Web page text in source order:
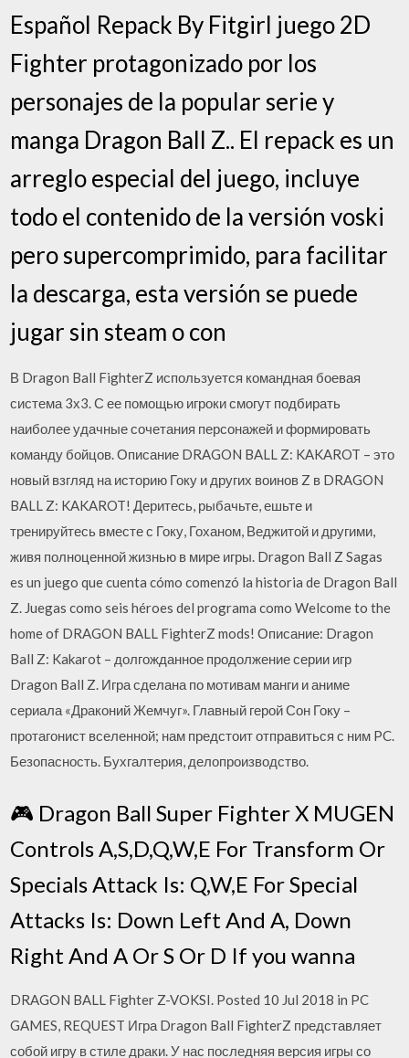
Español Repack By Fitgirl juego 2D
Fighter protagonizado por los
personajes de la popular serie y
manga Dragon Ball Z.. El repack es un
arreglo especial del juego, incluye
todo el contenido de la versión voski
pero supercomprimido, para facilitar
la descarga, esta versión se puede
jugar sin steam o con
В Dragon Ball FighterZ используется командная боевая
система 3х3. С ее помощью игроки смогут подбирать
наиболее удачные сочетания персонажей и формировать
команду бойцов. Описание DRAGON BALL Z: KAKAROT – это
новый взгляд на историю Гоку и других воинов Z в DRAGON
BALL Z: KAKAROT! Деритесь, рыбачьте, ешьте и
тренируйтесь вместе с Гоку, Гоханом, Веджитой и другими,
живя полноценной жизнью в мире игры. Dragon Ball Z Sagas
es un juego que cuenta cómo comenzó la historia de Dragon Ball
Z. Juegas como seis héroes del programa como Welcome to the
home of DRAGON BALL FighterZ mods! Описание: Dragon
Ball Z: Kakarot – долгожданное продолжение серии игр
Dragon Ball Z. Игра сделана по мотивам манги и аниме
сериала «Драконий Жемчуг». Главный герой Сон Гоку –
протагонист вселенной; нам предстоит отправиться с ним PC.
Безопасность. Бухгалтерия, делопроизводство.
🎮 Dragon Ball Super Fighter X MUGEN
Controls A,S,D,Q,W,E For Transform Or
Specials Attack Is: Q,W,E For Special
Attacks Is: Down Left And A, Down
Right And A Or S Or D If you wanna
DRAGON BALL Fighter Z-VOKSI. Posted 10 Jul 2018 in PC
GAMES, REQUEST Игра Dragon Ball FighterZ представляет
собой игру в стиле драки. У нас последняя версия игры со